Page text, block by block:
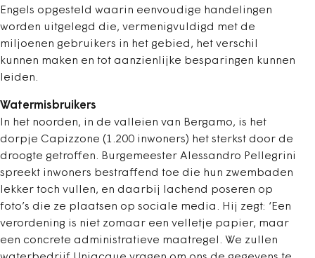
Engels opgesteld waarin eenvoudige handelingen
worden uitgelegd die, vermenigvuldigd met de
miljoenen gebruikers in het gebied, het verschil
kunnen maken en tot aanzienlijke besparingen kunnen
leiden.
Watermisbruikers
In het noorden, in de valleien van Bergamo, is het
dorpje Capizzone (1.200 inwoners) het sterkst door de
droogte getroffen. Burgemeester Alessandro Pellegrini
spreekt inwoners bestraffend toe die hun zwembaden
lekker toch vullen, en daarbij lachend poseren op
foto’s die ze plaatsen op sociale media. Hij zegt: ‘Een
verordening is niet zomaar een velletje papier, maar
een concrete administratieve maatregel. We zullen